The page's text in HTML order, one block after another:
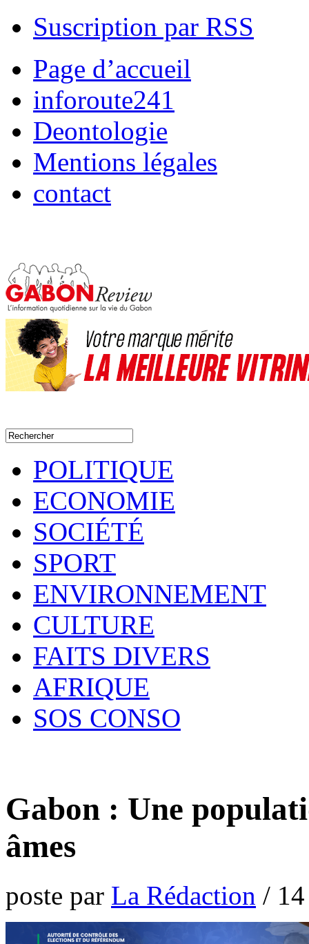
Suscription par RSS
Page d’accueil
inforoute241
Deontologie
Mentions légales
contact
POLITIQUE
ECONOMIE
SOCIÉTÉ
SPORT
ENVIRONNEMENT
CULTURE
FAITS DIVERS
AFRIQUE
SOS CONSO
Gabon : Une
âmes
poste par La Rédaction /